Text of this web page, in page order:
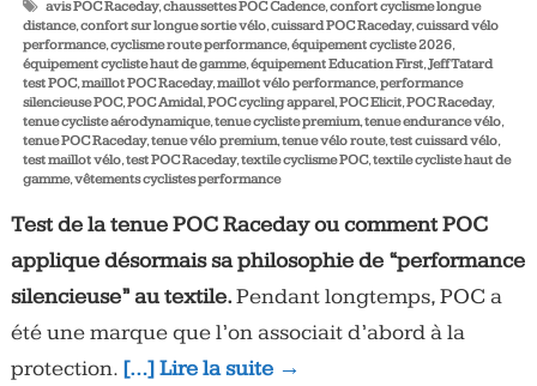
avis POC Raceday,chaussettes POC Cadence,confort cyclisme longue
distance,confort sur longue sortie vélo,cuissard POC Raceday,cuissard vélo
performance,cyclisme route performance,équipement cycliste 2026,
équipement cycliste haut de gamme,équipement Education First,Jeff Tatard
test POC,maillot POC Raceday,maillot vélo performance,performance
silencieuse POC,POC Amidal,POC cycling apparel,POC Elicit,POC Raceday,
tenue cycliste aérodynamique,tenue cycliste premium,tenue endurance vélo,
tenue POC Raceday,tenue vélo premium,tenue vélo route,test cuissard vélo,
test maillot vélo,test POC Raceday,textile cyclisme POC,textile cycliste haut de
gamme,vêtements cyclistes performance
Test de la tenue POC Raceday ou comment POC
applique désormais sa philosophie de “performance
silencieuse” au textile.Pendant longtemps, POC a
été une marque que l’on associait d’abord à la
protection. […] Lire la suite →